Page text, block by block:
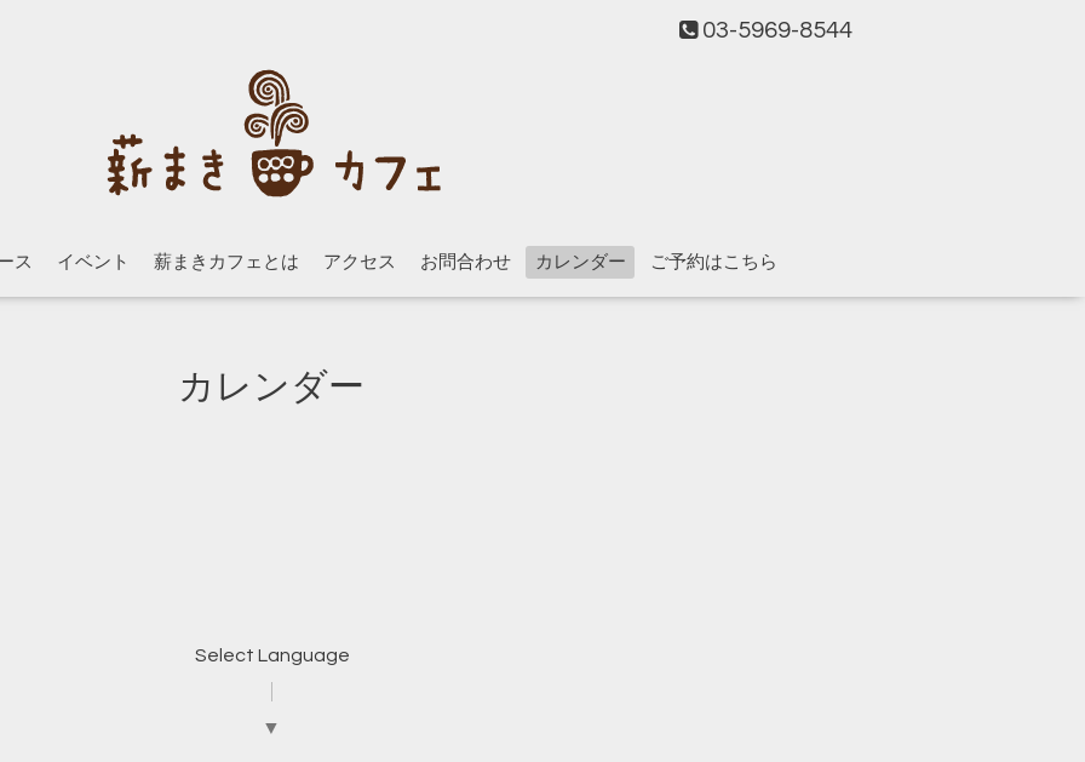
03-5969-8544
ス イベント 薪まきカフェとは アクセス お問合わせ カレンダー ご予約はこちら
カレンダー
Select Language
▼